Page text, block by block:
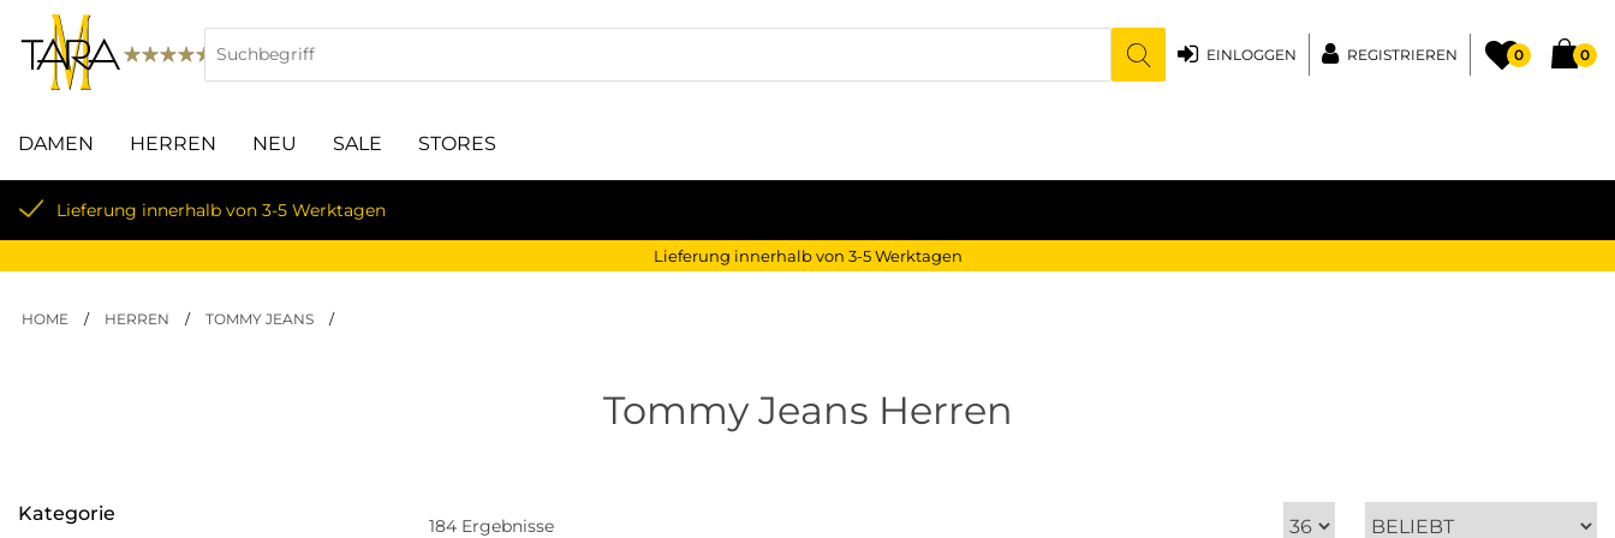
0 0
REGISTRIEREN
EINLOGGEN
DAMEN HERREN NEU SALE STORES
Lieferung innerhalb von 3-5 Werktagen
Lieferung innerhalb von 3-5 Werktagen
HOME / HERREN / TOMMY JEANS /
Tommy Jeans Herren
Kategorie
184Ergebnisse